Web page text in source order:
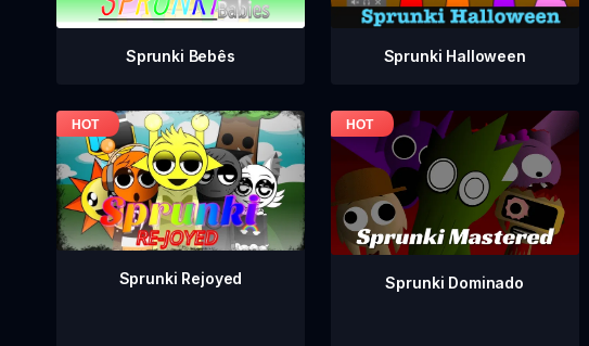
Sprunki Bebês Sprunki Halloween
Sprunki Rejoyed Sprunki Dominado